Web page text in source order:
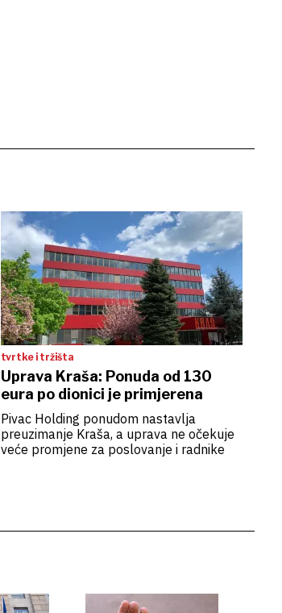
tvrtke i tržišta
Uprava Kraša: Ponuda od 130
eura po dionici je primjerena
Pivac Holding ponudom nastavlja
preuzimanje Kraša, a uprava ne očekuje
veće promjene za poslovanje i radnike